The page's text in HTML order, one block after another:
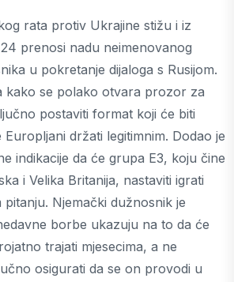
rata protiv Ukrajine stižu i iz
prenosi nadu neimenovanog
u pokretanje dijaloga s Rusijom.
kako se polako otvara prozor za
postaviti format koji će biti
držati legitimnim. Dodao je
indikacije da će grupa E3, koju čine
i Velika Britanija, nastaviti igrati
Njemački dužnosnik je
borbe ukazuju na to da će
trajati mjesecima, a ne
osigurati da se on provodi u